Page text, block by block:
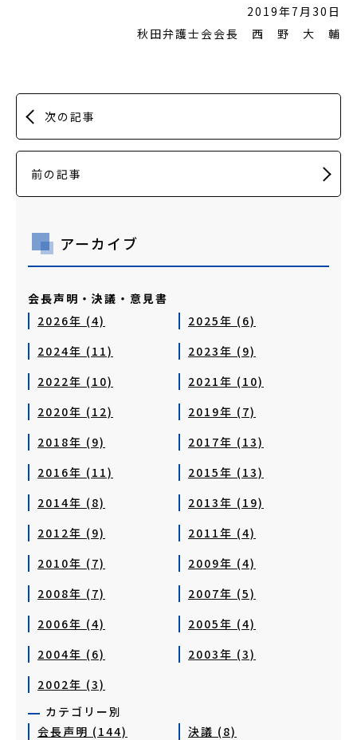
2019年7月30日
秋田弁護士会会長 西 野 大 輔
次の記事
前の記事
アーカイブ
会長声明・決議・意見書
2026年 (4)
2025年 (6)
2024年 (11)
2023年 (9)
2022年 (10)
2021年 (10)
2020年 (12)
2019年 (7)
2018年 (9)
2017年 (13)
2016年 (11)
2015年 (13)
2014年 (8)
2013年 (19)
2012年 (9)
2011年 (4)
2010年 (7)
2009年 (4)
2008年 (7)
2007年 (5)
2006年 (4)
2005年 (4)
2004年 (6)
2003年 (3)
2002年 (3)
カテゴリー別
会長声明 (144)
決議 (8)